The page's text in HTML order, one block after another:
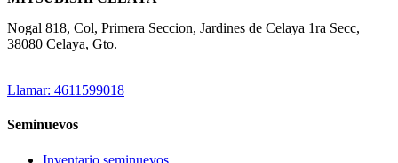
Nogal 818, Col, Primera Seccion, Jardines de Celaya 1ra Secc,
38080 Celaya, Gto.
Llamar: 4611599018
Seminuevos
Inventario seminuevos